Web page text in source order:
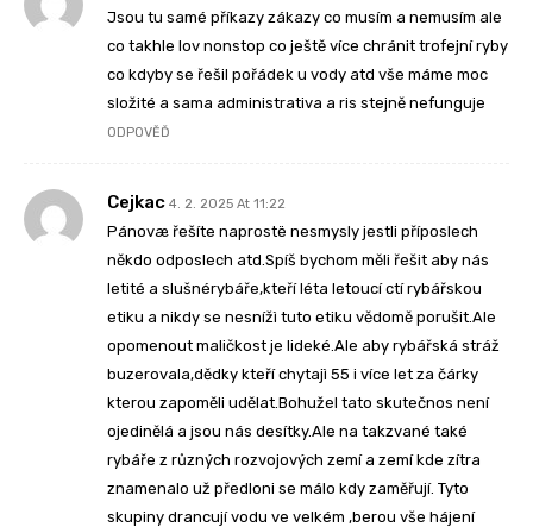
Jsou tu samé příkazy zákazy co musím a nemusím ale
co takhle lov nonstop co ještě více chránit trofejní ryby
co kdyby se řešil pořádek u vody atd vše máme moc
složité a sama administrativa a ris stejně nefunguje
ODPOVĚĎ
Cejkac 4. 2. 2025 At 11:22
Pánovæ řešíte naprostë nesmysly jestli příposlech
někdo odposlech atd.Spíš bychom měli řešit aby nás
letité a slušnérybáře,kteří léta letoucí ctí rybářskou
etiku a nikdy se nesnížì tuto etiku vědomě porušit.Ale
opomenout maličkost je lideké.Ale aby rybářská stráž
buzerovala,dědky kteří chytajì 55 i více let za čárky
kterou zapoměli udělat.Bohužel tato skutečnos není
ojedinělá a jsou nás desítky.Ale na takzvané také
rybáře z různých rozvojových zemí a zemí kde zítra
znamenalo už předloni se málo kdy zaměřují. Tyto
skupiny drancují vodu ve velkém ,berou vše hájení